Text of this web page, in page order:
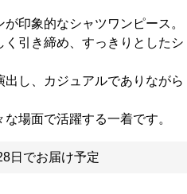
印象的なシャツワンピース。
引き締め、すっきりとしたシ
し、カジュアルでありながら
場面で活躍する一着です。
日でお届け予定